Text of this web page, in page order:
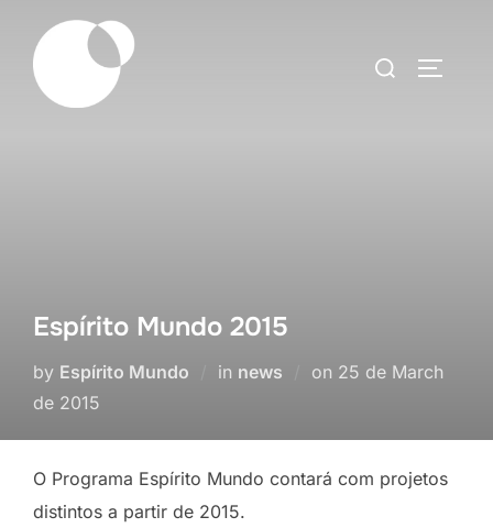
content
Search
Espírito Mundo 2015
by Espírito Mundo in news on Posted
25 de March
de 2015
O Programa Espírito Mundo contará com projetos
distintos a partir de 2015.